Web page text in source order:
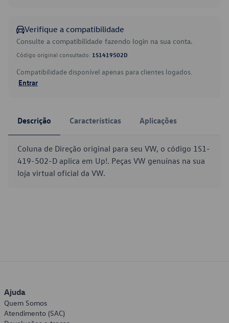
Verifique a compatibilidade
Consulte a compatibilidade fazendo login na sua conta.
Código original consultado: 1S1419502D
Compatibilidade disponível apenas para clientes logados.
Entrar
Descrição Características Aplicações
Coluna de Direção original para seu VW, o código 1S1-
419-502-D aplica em Up!. Peças VW genuínas na sua
loja virtual oficial da VW.
Ajuda
Quem Somos
Atendimento (SAC)